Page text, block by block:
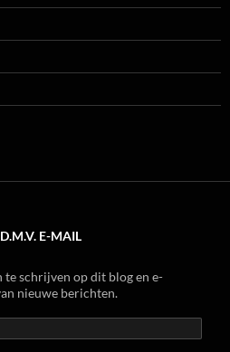
E-MAIL
te schrijven op dit blog en e-
nieuwe berichten.